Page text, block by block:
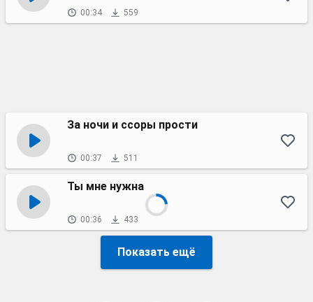
00:34 559
За ночи и ссоры прости
00:37 511
Ты мне нужна
00:36 433
Показать ещё